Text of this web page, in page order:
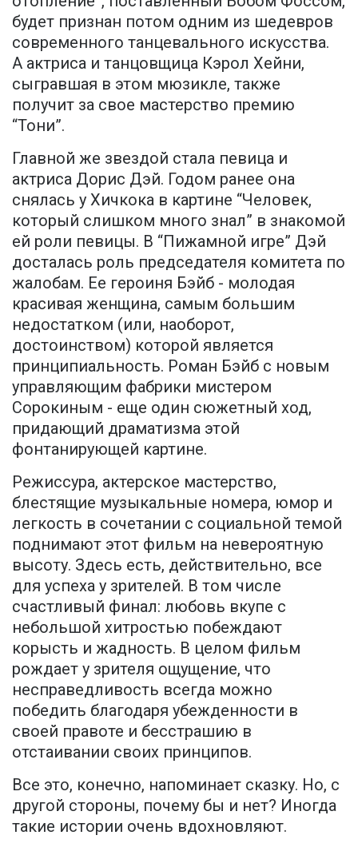
будет признан потом одним из шедевров
современного танцевального искусства.
А актриса и танцовщица Кэрол Хейни,
сыгравшая в этом мюзикле, также
получит за свое мастерство премию
“Тони”.
Главной же звездой стала певица и
актриса Дорис Дэй. Годом ранее она
снялась у Хичкока в картине “Человек,
который слишком много знал” в знакомой
ей роли певицы. В “Пижамной игре” Дэй
досталась роль председателя комитета по
жалобам. Ее героиня Бэйб - молодая
красивая женщина, самым большим
недостатком (или, наоборот,
достоинством) которой является
принципиальность. Роман Бэйб с новым
управляющим фабрики мистером
Сорокиным - еще один сюжетный ход,
придающий драматизма этой
фонтанирующей картине.
Режиссура, актерское мастерство,
блестящие музыкальные номера, юмор и
легкость в сочетании с социальной темой
поднимают этот фильм на невероятную
высоту. Здесь есть, действительно, все
для успеха у зрителей. В том числе
счастливый финал: любовь вкупе с
небольшой хитростью побеждают
корысть и жадность. В целом фильм
рождает у зрителя ощущение, что
несправедливость всегда можно
победить благодаря убежденности в
своей правоте и бесстрашию в
отстаивании своих принципов.
Все это, конечно, напоминает сказку. Но, с
другой стороны, почему бы и нет? Иногда
такие истории очень вдохновляют.